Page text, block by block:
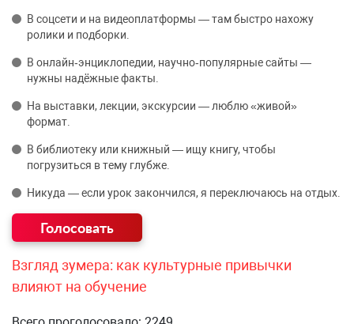
В соцсети и на видеоплатформы — там быстро нахожу
ролики и подборки.
В онлайн‑энциклопедии, научно‑популярные сайты —
нужны надёжные факты.
На выставки, лекции, экскурсии — люблю «живой»
формат.
В библиотеку или книжный — ищу книгу, чтобы
погрузиться в тему глубже.
Никуда — если урок закончился, я переключаюсь на отдых.
Взгляд зумера: как культурные привычки
влияют на обучение